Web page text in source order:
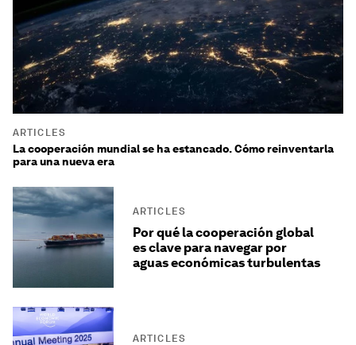
ARTICLES
La cooperación mundial se ha estancado. Cómo reinventarla
para una nueva era
ARTICLES
Por qué la cooperación global
es clave para navegar por
aguas económicas turbulentas
ARTICLES